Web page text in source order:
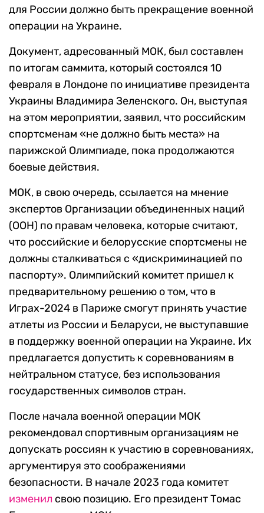
для России должно быть прекращение военной
операции на Украине.
Документ, адресованный МОК, был составлен
по итогам саммита, который состоялся 10
февраля в Лондоне по инициативе президента
Украины Владимира Зеленского. Он, выступая
на этом мероприятии, заявил, что российским
спортсменам «не должно быть места» на
парижской Олимпиаде, пока продолжаются
боевые действия.
МОК, в свою очередь, ссылается на мнение
экспертов Организации объединенных наций
(ООН) по правам человека, которые считают,
что российские и белорусские спортсмены не
должны сталкиваться с «дискриминацией по
паспорту». Олимпийский комитет пришел к
предварительному решению о том, что в
Играх-2024 в Париже смогут принять участие
атлеты из России и Беларуси, не выступавшие
в поддержку военной операции на Украине. Их
предлагается допустить к соревнованиям в
нейтральном статусе, без использования
государственных символов стран.
После начала военной операции МОК
рекомендовал спортивным организациям не
допускать россиян к участию в соревнованиях,
аргументируя это соображениями
безопасности. В начале 2023 года комитет
изменил свою позицию. Его президент Томас